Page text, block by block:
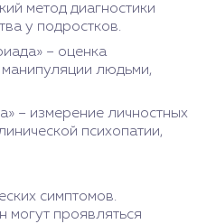
метод диагностики
у подростков.
– оценка
манипуляции людьми,
– измерение личностных
психопатии,
симптомов.
проявляться